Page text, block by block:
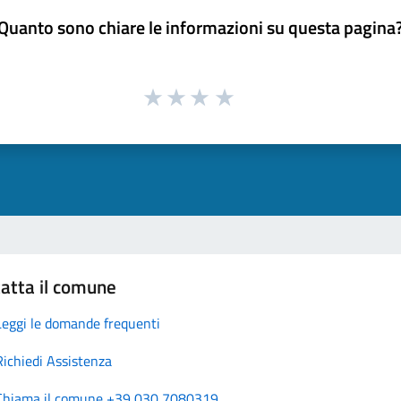
sono chiare le informazioni su questa
il comune
le domande frequenti
Assistenza